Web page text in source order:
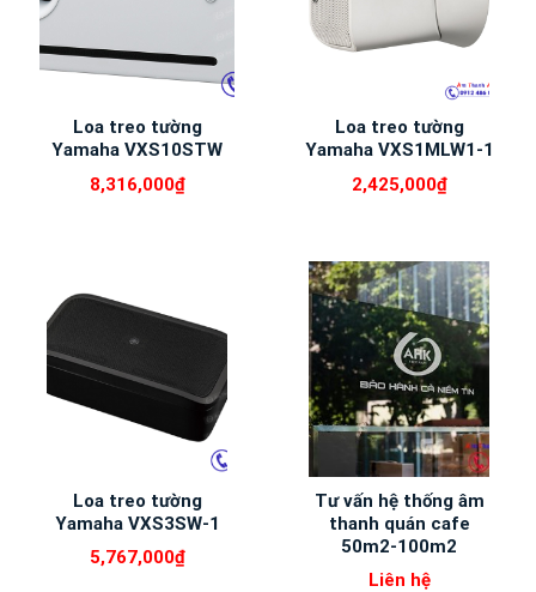
Loa treo tường
Yamaha VXS10STW
8,316,000₫
Loa treo tường
Yamaha VXS1MLW1-1
2,425,000₫
Loa treo tường
Yamaha VXS3SW-1
5,767,000₫
Tư vấn hệ thống âm
thanh quán cafe
50m2-100m2
Liên hệ